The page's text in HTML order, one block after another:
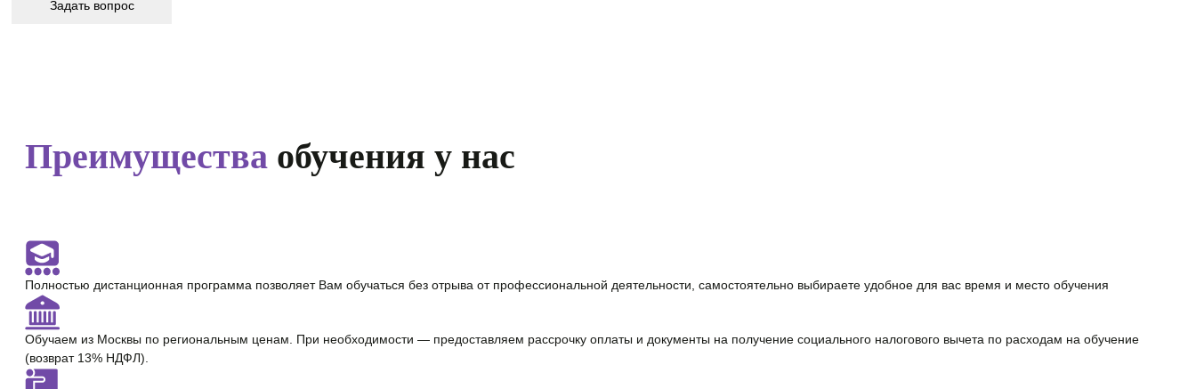
Преимущества обучения у нас
Полностью дистанционная программа позволяет Вам обучаться без отрыва от профессиональной деятельности, самостоятельно выбираете удобное для вас время и место обучения
Обучаем из Москвы по региональным ценам. При необходимости — предоставляем рассрочку оплаты и документы на получение cоциального налогового вычета по расходам на обучение
(возврат 13% НДФЛ).